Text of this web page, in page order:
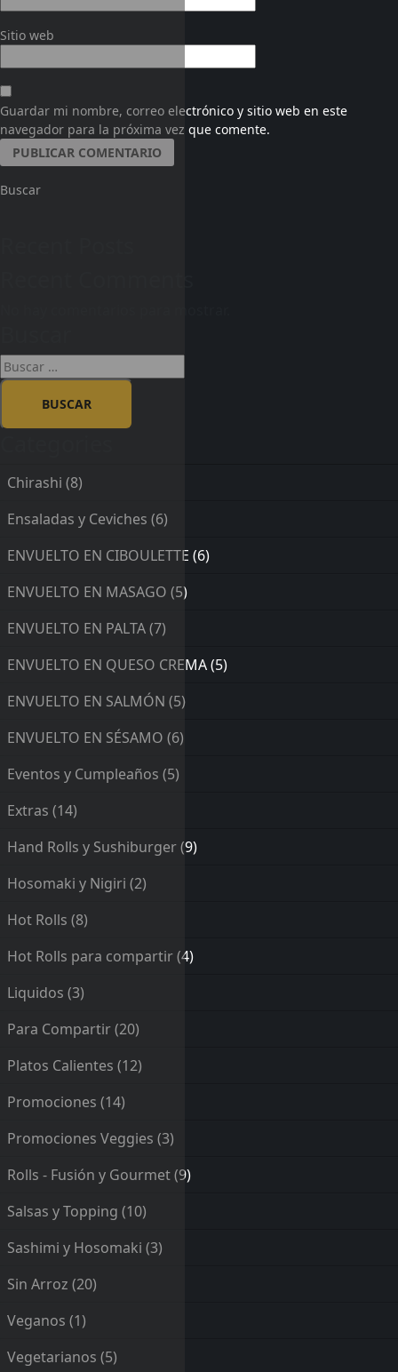
Sitio web
Guardar mi nombre, correo electrónico y sitio web en este
navegador para la próxima vez que comente.
Buscar
Chirashi (8)
Ensaladas y Ceviches (6)
ENVUELTO EN CIBOULETTE (6)
ENVUELTO EN MASAGO (5)
ENVUELTO EN PALTA(7)
ENVUELTO EN QUESO CREMA(5)
ENVUELTO EN SALMÓN (5)
ENVUELTO EN SÉSAMO (6)
Eventos y Cumpleaños (5)
Extras (14)
Hand Rolls y Sushiburger(9)
Hosomaki y Nigiri (2)
Hot Rolls (8)
Hot Rolls para compartir(4)
Liquidos (3)
Para Compartir(20)
Platos Calientes (12)
Promociones (14)
Promociones Veggies (3)
Rolls - Fusión y Gourmet(9)
Salsas y Topping (10)
Sashimi y Hosomaki (3)
Sin Arroz (20)
Veganos (1)
Vegetarianos (5)